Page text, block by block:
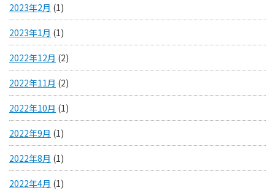
2023年2月 (1)
2023年1月 (1)
2022年12月 (2)
2022年11月 (2)
2022年10月 (1)
2022年9月 (1)
2022年8月 (1)
2022年4月 (1)